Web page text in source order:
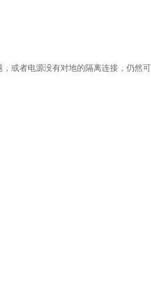
或者电源没有对地的隔离连接，仍然可